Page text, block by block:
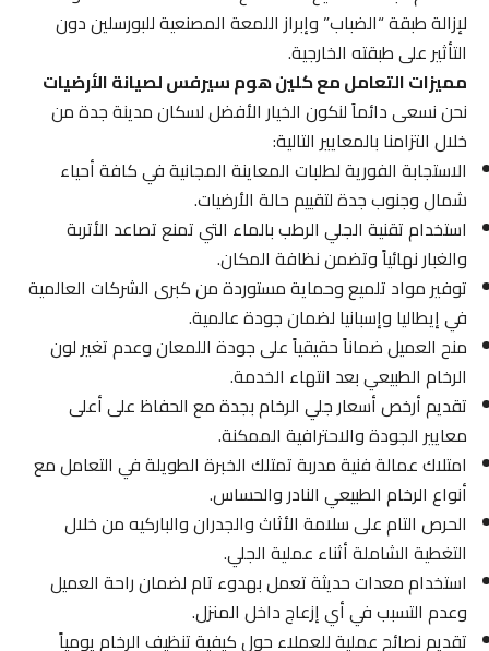
لإزالة طبقة “الضباب” وإبراز اللمعة المصنعية للبورسلين دون
التأثير على طبقته الخارجية.
مميزات التعامل مع كلين هوم سيرفس لصيانة الأرضيات
نحن نسعى دائماً لنكون الخيار الأفضل لسكان مدينة جدة من
خلال التزامنا بالمعايير التالية:
الاستجابة الفورية لطلبات المعاينة المجانية في كافة أحياء
شمال وجنوب جدة لتقييم حالة الأرضيات.
استخدام تقنية الجلي الرطب بالماء التي تمنع تصاعد الأتربة
والغبار نهائياً وتضمن نظافة المكان.
توفير مواد تلميع وحماية مستوردة من كبرى الشركات العالمية
في إيطاليا وإسبانيا لضمان جودة عالمية.
منح العميل ضماناً حقيقياً على جودة اللمعان وعدم تغير لون
الرخام الطبيعي بعد انتهاء الخدمة.
تقديم أرخص أسعار جلي الرخام بجدة مع الحفاظ على أعلى
معايير الجودة والاحترافية الممكنة.
امتلاك عمالة فنية مدربة تمتلك الخبرة الطويلة في التعامل مع
أنواع الرخام الطبيعي النادر والحساس.
الحرص التام على سلامة الأثاث والجدران والباركيه من خلال
التغطية الشاملة أثناء عملية الجلي.
استخدام معدات حديثة تعمل بهدوء تام لضمان راحة العميل
وعدم التسبب في أي إزعاج داخل المنزل.
تقديم نصائح عملية للعملاء حول كيفية تنظيف الرخام يومياً